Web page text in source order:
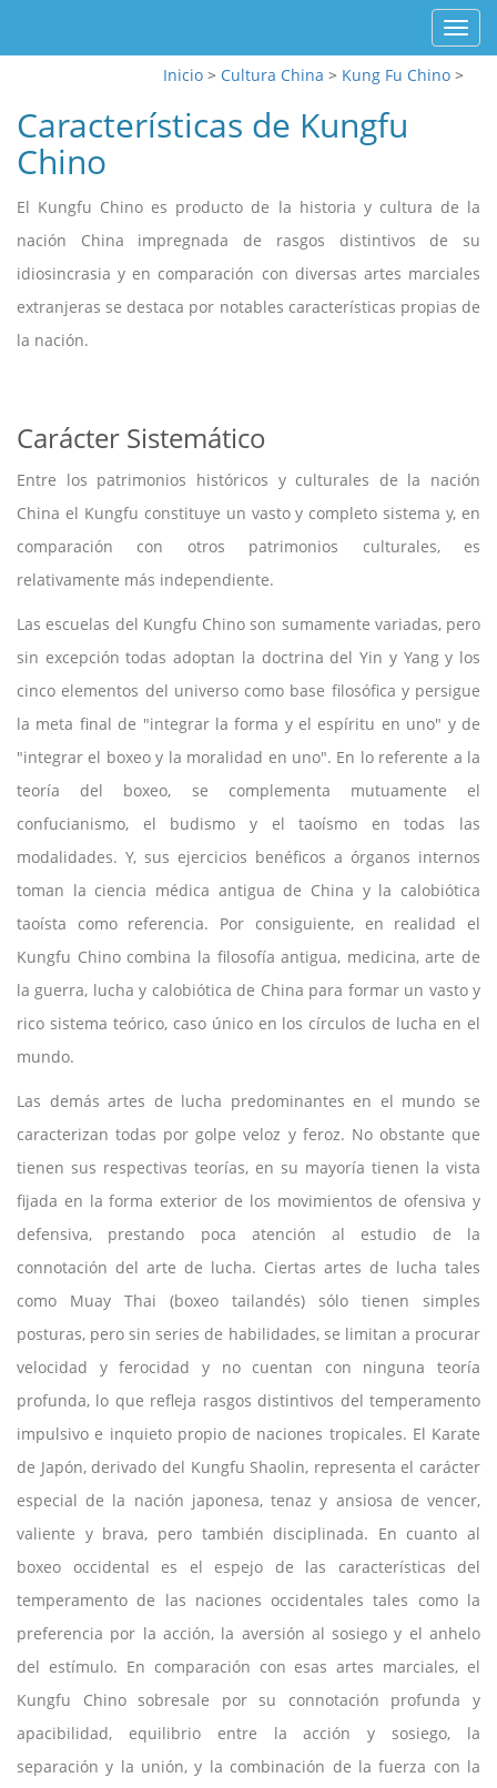
Inicio > Cultura China > Kung Fu Chino >
Características de Kungfu
Chino
El Kungfu Chino es producto de la historia y cultura de la
nación China impregnada de rasgos distintivos de su
idiosincrasia y en comparación con diversas artes marciales
extranjeras se destaca por notables características propias de
la nación.
Carácter Sistemático
Entre los patrimonios históricos y culturales de la nación
China el Kungfu constituye un vasto y completo sistema y, en
comparación con otros patrimonios culturales, es
relativamente más independiente.
Las escuelas del Kungfu Chino son sumamente variadas, pero
sin excepción todas adoptan la doctrina del Yin y Yang y los
cinco elementos del universo como base filosófica y persigue
la meta final de "integrar la forma y el espíritu en uno" y de
"integrar el boxeo y la moralidad en uno". En lo referente a la
teoría del boxeo, se complementa mutuamente el
confucianismo, el budismo y el taoísmo en todas las
modalidades. Y, sus ejercicios benéficos a órganos internos
toman la ciencia médica antigua de China y la calobiótica
taoísta como referencia. Por consiguiente, en realidad el
Kungfu Chino combina la filosofía antigua, medicina, arte de
la guerra, lucha y calobiótica de China para formar un vasto y
rico sistema teórico, caso único en los círculos de lucha en el
mundo.
Las demás artes de lucha predominantes en el mundo se
caracterizan todas por golpe veloz y feroz. No obstante que
tienen sus respectivas teorías, en su mayoría tienen la vista
fijada en la forma exterior de los movimientos de ofensiva y
defensiva, prestando poca atención al estudio de la
connotación del arte de lucha. Ciertas artes de lucha tales
como Muay Thai (boxeo tailandés) sólo tienen simples
posturas, pero sin series de habilidades, se limitan a procurar
velocidad y ferocidad y no cuentan con ninguna teoría
profunda, lo que refleja rasgos distintivos del temperamento
impulsivo e inquieto propio de naciones tropicales. El Karate
de Japón, derivado del Kungfu Shaolin, representa el carácter
especial de la nación japonesa, tenaz y ansiosa de vencer,
valiente y brava, pero también disciplinada. En cuanto al
boxeo occidental es el espejo de las características del
temperamento de las naciones occidentales tales como la
preferencia por la acción, la aversión al sosiego y el anhelo
del estímulo. En comparación con esas artes marciales, el
Kungfu Chino sobresale por su connotación profunda y
apacibilidad, equilibrio entre la acción y sosiego, la
separación y la unión, y la combinación de la fuerza con la